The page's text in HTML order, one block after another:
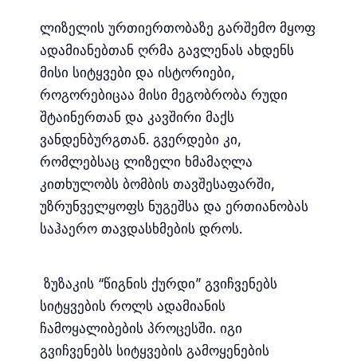
ლიზელის ურთიერთობაზე გარშემო მყოფ
ადამიანებთან ღრმა გავლენას ახდენს
მისი სიტყვები და ისტორიები,
როგორებიცაა მისი მეგობრობა რუდი
შტაინერთან და კავშირი მაქს
ვანდენბურგთან. გვერდები კი,
რომლებსაც ლიზელი ხმამაღლა
კითხულობს ბომბის თავშესაფარში,
უზრუნველყოფს ნუგეშსა და ერთიანობას
საჰაერო თავდასხმების დროს.
ზუზაკის “წიგნის ქურდი” გვიჩვენებს
სიტყვების როლს ადამიანის
ჩამოყალიბების პროცესში. იგი
გვიჩვენებს სიტყვების გამოყენების